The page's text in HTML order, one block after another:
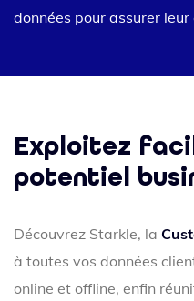
données pour assurer
Exploitez
potentiel
Découvrez Starkle, la
à toutes vos données
online et offline, enfin